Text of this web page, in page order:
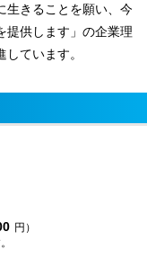
生きることを願い、今
提供します」の企業理
ています。
円）